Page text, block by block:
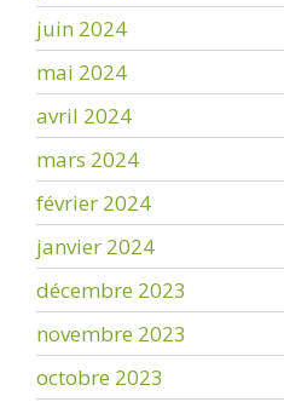
juin 2024
mai 2024
avril 2024
mars 2024
février 2024
janvier 2024
décembre 2023
novembre 2023
octobre 2023